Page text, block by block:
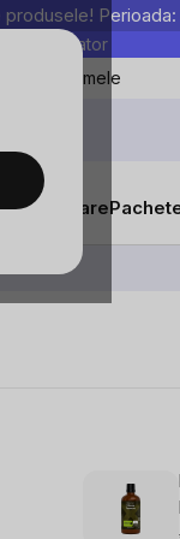
Perioada:
în laborator
Favoritele mele
alimentare